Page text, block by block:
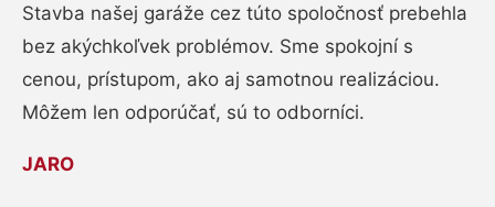
Stavba našej garáže cez túto spoločnosť prebehla
bez akýchkoľvek problémov. Sme spokojní s
cenou, prístupom, ako aj samotnou realizáciou.
Môžem len odporúčať, sú to odborníci.
JARO